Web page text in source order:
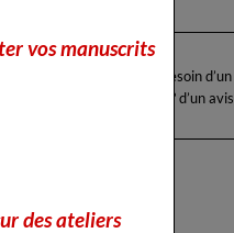
Béta lecteurs
Auteuts vous avez besoin d’un
retour sur son travail ? d’un avis
vos manuscrits
des ateliers